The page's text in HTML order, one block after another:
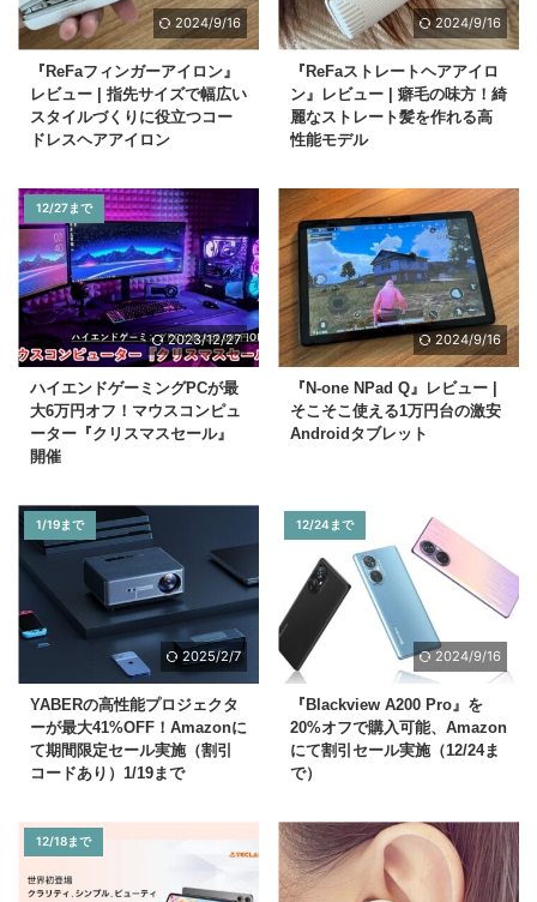
2024/9/16
『ReFaフィンガーアイロン』
レビュー | 指先サイズで幅広い
スタイルづくりに役立つコー
ドレスヘアアイロン
2024/9/16
『ReFaストレートヘアアイロ
ン』レビュー | 癖毛の味方！綺
麗なストレート髪を作れる高
性能モデル
12/27まで
2023/12/27
ハイエンドゲーミングPCが最
大6万円オフ！マウスコンピュ
ーター『クリスマスセール』
開催
2024/9/16
『N-one NPad Q』レビュー |
そこそこ使える1万円台の激安
Androidタブレット
1/19まで
2025/2/7
YABERの高性能プロジェクタ
ーが最大41%OFF！Amazonに
て期間限定セール実施（割引
コードあり）1/19まで
12/24まで
2024/9/16
『Blackview A200 Pro』を
20%オフで購入可能、Amazon
にて割引セール実施（12/24ま
で）
12/18まで